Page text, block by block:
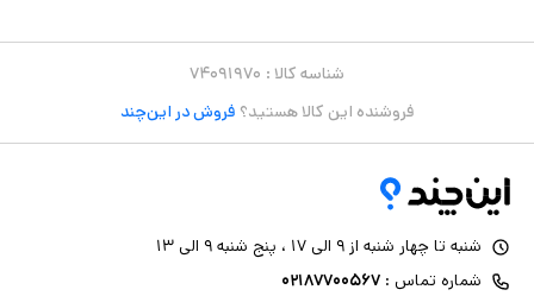
شناسه کالا : ۷۴۰۹۱۹۷۰
فروشنده این کالا هستید؟ فروش در این‌چند
شنبه تا چهار شنبه از ۹ الی ۱۷ ، پنج شنبه ۹ الی ۱۳
شماره تماس : ۰۲۱۸۷۷۰۰۵۶۷